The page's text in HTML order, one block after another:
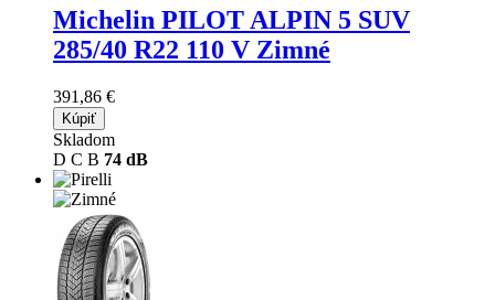
Michelin PILOT ALPIN 5 SUV
285/40 R22 110 V Zimné
391,86 €
Kúpiť
Skladom
D C B 74 dB